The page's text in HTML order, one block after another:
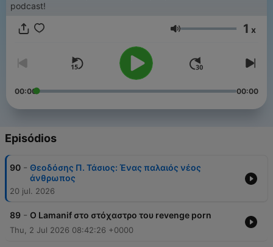
podcast!
Volume 1 x
00:00 00:00
Episódios
90 - Θεοδόσης Π. Τάσιος: Ένας παλαιός νέος
άνθρωπος
20 jul. 2026
89 - Ο Lamanif στο στόχαστρο του revenge porn
Thu, 2 Jul 2026 08:42:26 +0000